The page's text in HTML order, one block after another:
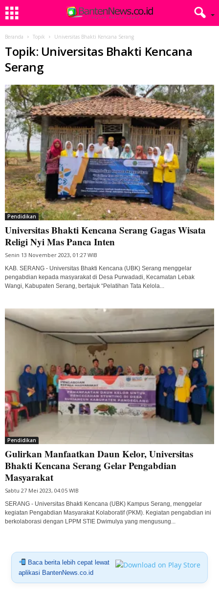
Beranda Topik Universitas Bhakti Kencana Serang
Topik: Universitas Bhakti Kencana
Serang
Pendidikan
Universitas Bhakti Kencana Serang Gagas Wisata
Religi Nyi Mas Panca Inten
Senin 13 November 2023, 01:27 WIB
KAB. SERANG - Universitas Bhakti Kencana (UBK) Serang menggelar
pengabdian kepada masyarakat di Desa Purwadadi, Kecamatan Lebak
Wangi, Kabupaten Serang, bertajuk “Pelatihan Tata Kelola...
Pendidikan
Gulirkan Manfaatkan Daun Kelor, Universitas
Bhakti Kencana Serang Gelar Pengabdian
Masyarakat
Sabtu 27 Mei 2023, 04:05 WIB
SERANG - Universitas Bhakti Kencana (UBK) Kampus Serang, menggelar
kegiatan Pengabdian Masyarakat Kolaboratif (PKM). Kegiatan pengabdian ini
berkolaborasi dengan LPPM STIE Dwimulya yang mengusung...
Baca berita lebih cepat lewat
aplikasi BantenNews.co.id